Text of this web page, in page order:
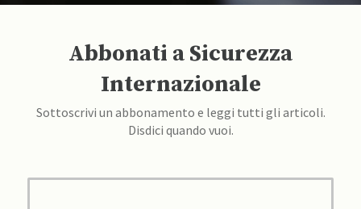
Abbonati a Sicurezza
Internazionale
Sottoscrivi un abbonamento e leggi tutti gli articoli.
Disdici quando vuoi.